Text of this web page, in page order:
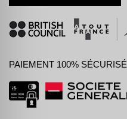
PAIEMENT 100% SÉCURISÉ